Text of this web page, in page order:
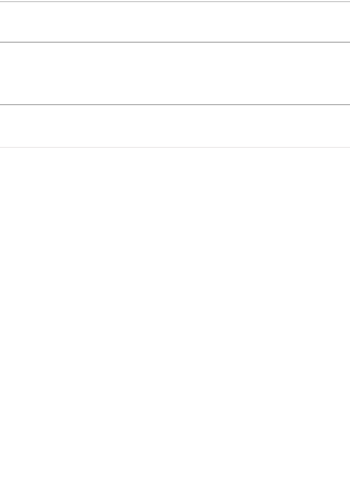
ルゴランド公式サイト（英語）はこちら